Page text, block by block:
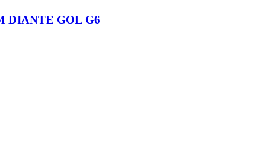
DIANTE GOL G6